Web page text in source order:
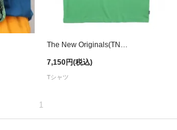
7,150円(税込)
Tシャツ
1